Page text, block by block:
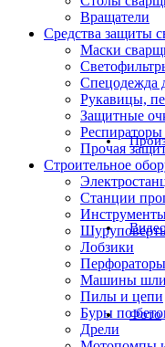
Фото
Вращатели
Средства защиты
Маски
Спецодежда
Рукавицы,
Защитные
Прочая
Строительное
Станции
Лобзики
Перфораторы
Машины
Пилы и цепи
Буры по
Дрели